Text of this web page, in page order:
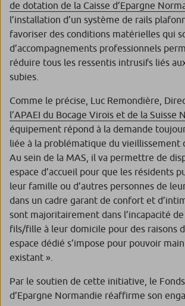
de dotation de la Caisse d’Epargne
l’installation d’un système de rails
favoriser des conditions matérielles qui
d’accompagnements professionnels
réduire tous les ressentis intrusifs liés
subies.
Comme le précise, Luc Remondière,
l’APAEI du Bocage Virois et de la Suisse
équipement répond à la demande
liée à la problématique du vieillissement
Au sein de la MAS, il va permettre de
espace d’accueil pour que les résidents
leur famille ou d’autres personnes de
dans un cadre garant de confort et
sont majoritairement dans l’incapacité
fils/fille à leur domicile pour des raisons
espace dédié s’impose pour pouvoir
existant ».
Par le soutien de cette initiative, le Fonds
d’Epargne Normandie réaffirme son